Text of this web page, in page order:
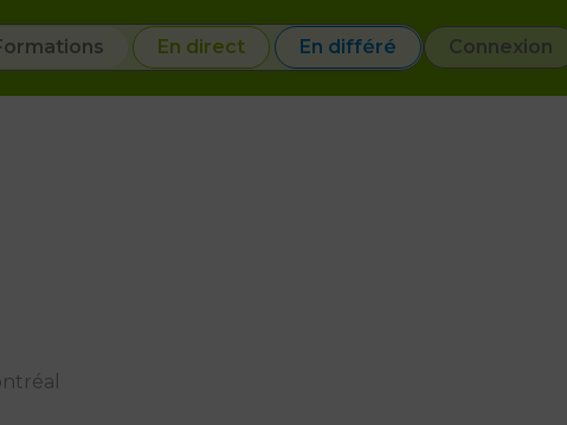
En direct En différé Connexion